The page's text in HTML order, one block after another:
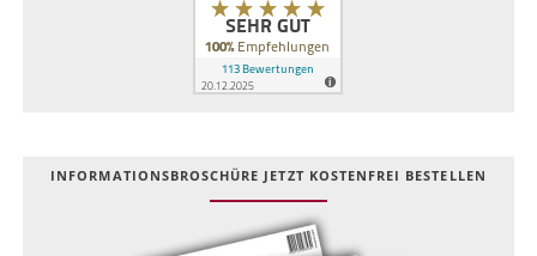
INFOR­MATIONS­BROSCHÜRE JETZT KOSTEN­FREI BESTELLEN